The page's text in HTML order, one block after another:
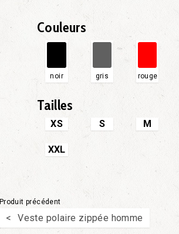
Couleurs
noir gris rouge
Tailles
XS S M
XXL
Produit précédent
Veste polaire zippée homme